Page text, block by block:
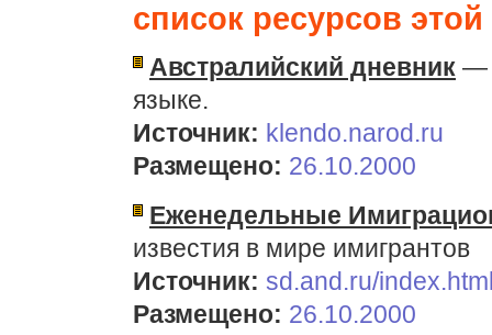
список ресурсов этой
Австралийский дневник —
языке.
Источник: klendo.narod.ru
Размещено: 26.10.2000
Еженедельные
известия в мире имигрантов
Источник: sd.and.ru/
Размещено: 26.10.2000